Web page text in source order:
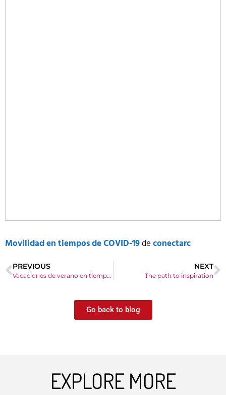
Movilidad en tiempos de COVID-19de conectarc
PREVIOUS
Vacaciones de verano en tiempos de COVID-19
NEXT
The path to inspiration
Go back to blog
EXPLORE MORE